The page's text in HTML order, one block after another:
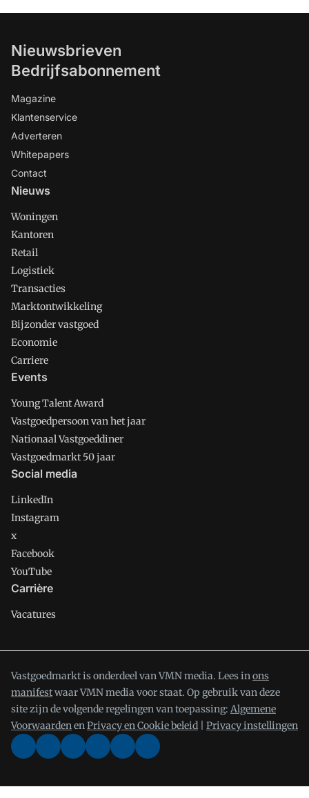
Nieuwsbrieven
Bedrijfsabonnement
Magazine
Klantenservice
Adverteren
Whitepapers
Contact
Nieuws
Woningen
Kantoren
Retail
Logistiek
Transacties
Marktontwikkeling
Bijzonder vastgoed
Economie
Carriere
Events
Young Talent Award
Vastgoedpersoon van het jaar
Nationaal Vastgoeddiner
Vastgoedmarkt 50 jaar
Social media
LinkedIn
Instagram
x
Facebook
YouTube
Carrière
Vacatures
Vastgoedmarkt is onderdeel van VMN media. Lees inons
manifestwaar VMN media voor staat. Op gebruik van deze
site zijn de volgende regelingen van toepassing: Algemene
VoorwaardenenPrivacy en Cookie beleid Privacy instellingen